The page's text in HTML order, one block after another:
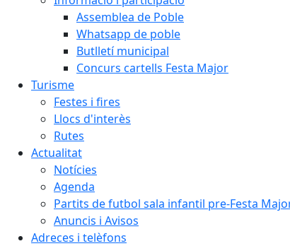
Assemblea de Poble
Whatsapp de poble
Butlletí municipal
Concurs cartells Festa Major
Turisme
Festes i fires
Llocs d'interès
Rutes
Actualitat
Notícies
Agenda
Partits de futbol sala infantil pre-Festa
Anuncis i Avisos
Adreces i telèfons